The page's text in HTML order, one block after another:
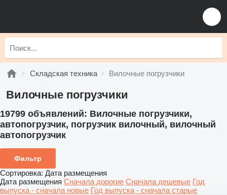
Складская техника Вилочные погрузчики
Вилочные погрузчики
19799 объявлений: Вилочные погрузчики,
автопогрузчик, погрузчик вилочный, вилочный
автопогрузчик
Фильтр
Сортировка: Дата размещения
Дата размещения Сначала дорогие Сначала дешевые Год
выпуска - сначала новые Год выпуска - сначала старые